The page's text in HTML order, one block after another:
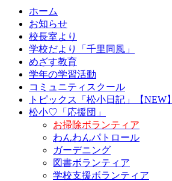
ホーム
お知らせ
校長室より
学校だより「千里同風」
めざす教育
学年の学習活動
コミュニティスクール
トピックス「松小日記」【NEW】
松小♡「応援団」
お掃除ボランティア
わんわんパトロール
ガーデニング
図書ボランティア
学校支援ボランティア